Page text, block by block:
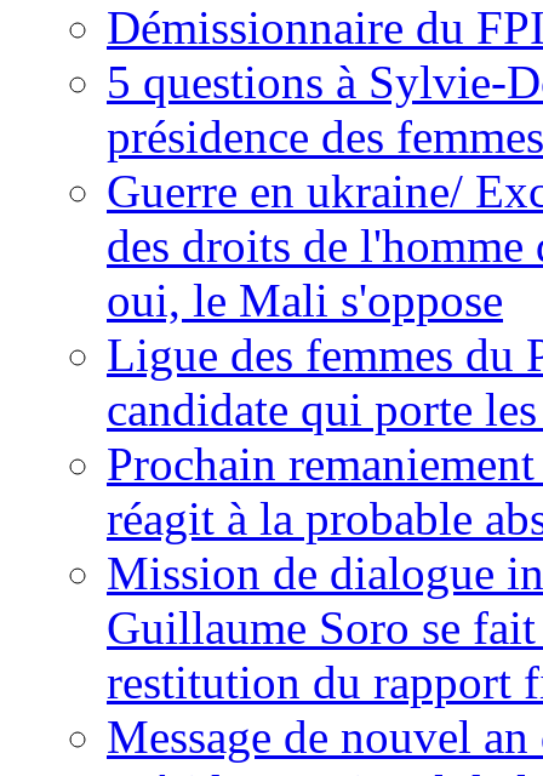
Démissionnaire du
5 questions à Sylvie-
présidence des
Guerre en ukraine/
des droits de
oui, le Mali s'oppose
Ligue des femmes du
candidate qui porte
Prochain
réagit à la probable
Mission de dialogue
Guillaume Soro se
restitution du rapport
Message de nouvel